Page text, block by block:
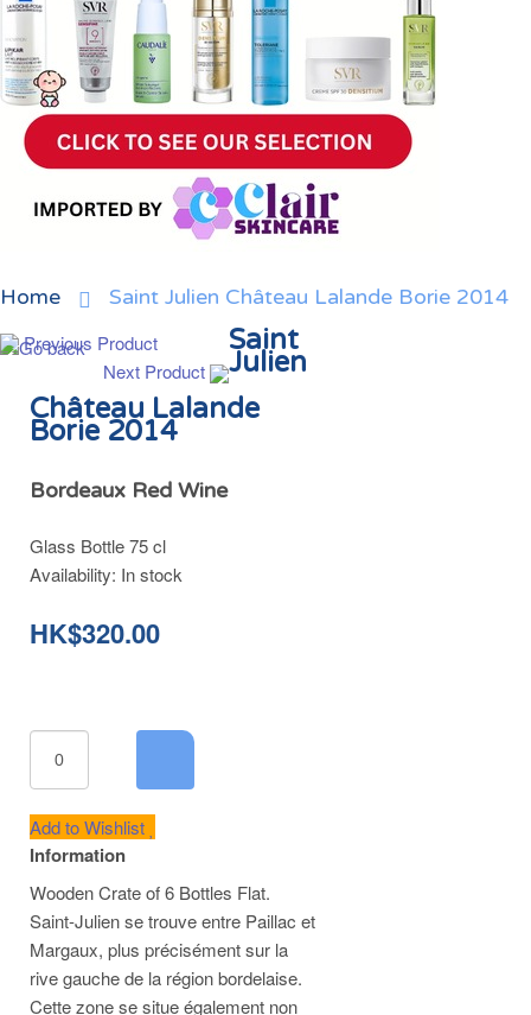
Home Saint Julien Château Lalande Borie 2014
Previous Product
Next Product
Saint
Julien
Château Lalande
Borie 2014
Bordeaux Red Wine
Glass Bottle 75 cl
Availability: In stock
HK$320.00
Add to Wishlist
Information
Wooden Crate of 6 Bottles Flat.
Saint-Julien se trouve entre Paillac et
Margaux, plus précisément sur la
rive gauche de la région bordelaise.
Cette zone se situe également non